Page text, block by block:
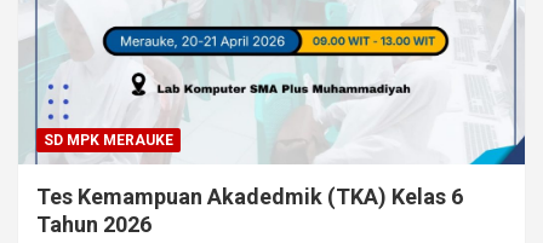
SD MPK MERAUKE
Tes Kemampuan Akadedmik (TKA) Kelas 6
Tahun 2026